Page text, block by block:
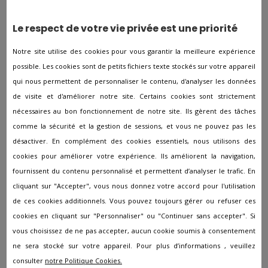
paramètres pour la mise en place des obsèques depuis
devis de pompes funèbres de proximité. De ce fait, vous
avez la garantie d’obtenir des offres personnalisées à des
prix abordables, et vous êtes directement mis en relation
avec les agences.
Les embellissements funéraires
Afin de compléter leurs prestations, les agences de
pompes funèbres proposent également une large
diversité de marbreries funéraires à Embrun. Il existe
différents types de monuments, quelques-uns sont prévus
pour l'enterrement et les autres pour la crémation. Les
conseillers prêteront attention à ce que vous fassiez le
bon choix. Les catalogues sont en constante évolution et il
personnalisés à Embrun.
Le respect de votre vie privée est une priorité
Notre site utilise des cookies pour vous garantir la meilleure expérience
possible. Les cookies sont de petits fichiers texte stockés sur votre appareil
qui nous permettent de personnaliser le contenu, d'analyser les données
de visite et d'améliorer notre site. Certains cookies sont strictement
nécessaires au bon fonctionnement de notre site. Ils gèrent des tâches
comme la sécurité et la gestion de sessions, et vous ne pouvez pas les
désactiver. En complément des cookies essentiels, nous utilisons des
cookies pour améliorer votre expérience. Ils améliorent la navigation,
fournissent du contenu personnalisé et permettent d’analyser le trafic. En
cliquant sur "Accepter", vous nous donnez votre accord pour l'utilisation
de ces cookies additionnels. Vous pouvez toujours gérer ou refuser ces
cookies en cliquant sur "Personnaliser" ou "Continuer sans accepter". Si
vous choisissez de ne pas accepter, aucun cookie soumis à consentement
ne sera stocké sur votre appareil. Pour plus d’informations , veuillez
consulter notre Politique Cookies.